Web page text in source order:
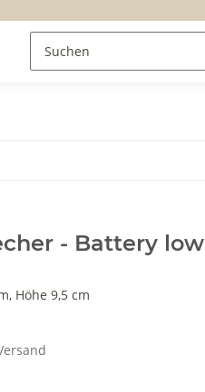
- Battery low
Höhe 9,5 cm